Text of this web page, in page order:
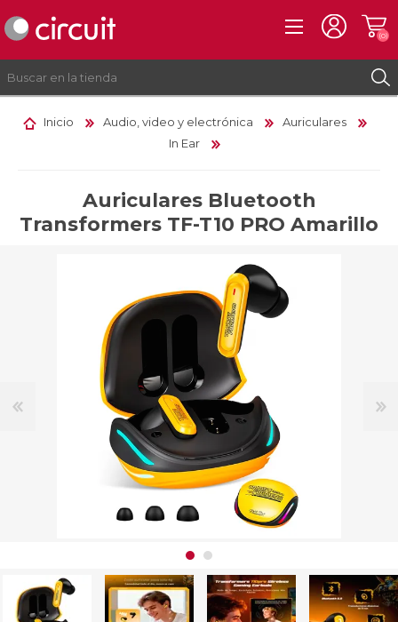
(0)
Inicio Audio, video y electrónica
Auriculares
In Ear
Auriculares Bluetooth
Transformers TF-T10 PRO Amarillo